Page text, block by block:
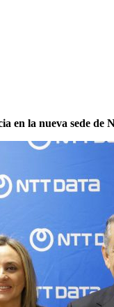
en la nueva sede